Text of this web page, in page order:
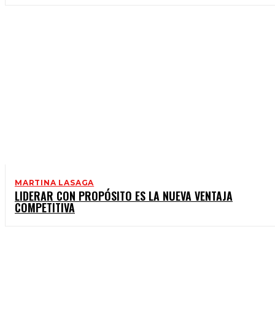
MARTINA LASAGA
LIDERAR CON PROPÓSITO ES LA NUEVA VENTAJA
COMPETITIVA